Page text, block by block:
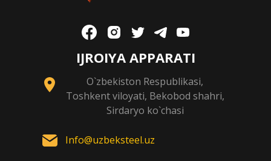
IJROIYA APPARATI
O`zbekiston Respublikasi,
Toshkent viloyati, Bekobod shahri,
Sirdaryo ko`chasi
Info@uzbeksteel.uz